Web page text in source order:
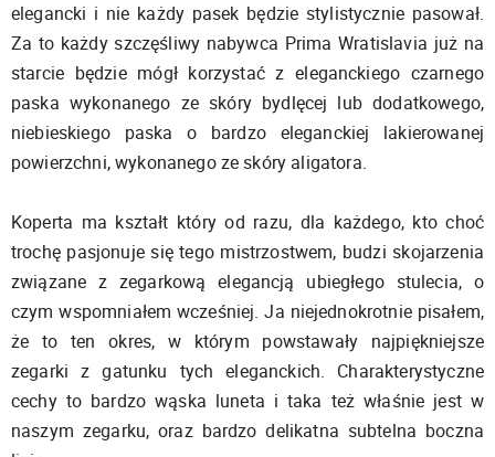
elegancki i nie każdy pasek będzie stylistycznie pasował.
Za to każdy szczęśliwy nabywca Prima Wratislavia już na
starcie będzie mógł korzystać z eleganckiego czarnego
paska wykonanego ze skóry bydlęcej lub dodatkowego,
niebieskiego paska o bardzo eleganckiej lakierowanej
powierzchni, wykonanego ze skóry aligatora.
Koperta ma kształt który od razu, dla każdego, kto choć
trochę pasjonuje się tego mistrzostwem, budzi skojarzenia
związane z zegarkową elegancją ubiegłego stulecia, o
czym wspomniałem wcześniej. Ja niejednokrotnie pisałem,
że to ten okres, w którym powstawały najpiękniejsze
zegarki z gatunku tych eleganckich. Charakterystyczne
cechy to bardzo wąska luneta i taka też właśnie jest w
naszym zegarku, oraz bardzo delikatna subtelna boczna